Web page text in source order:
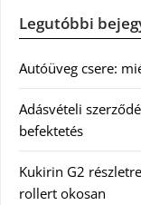
Legutóbbi
Autóüveg csere:
Adásvételi
befektetés
Kukirin G2
rollert okosan